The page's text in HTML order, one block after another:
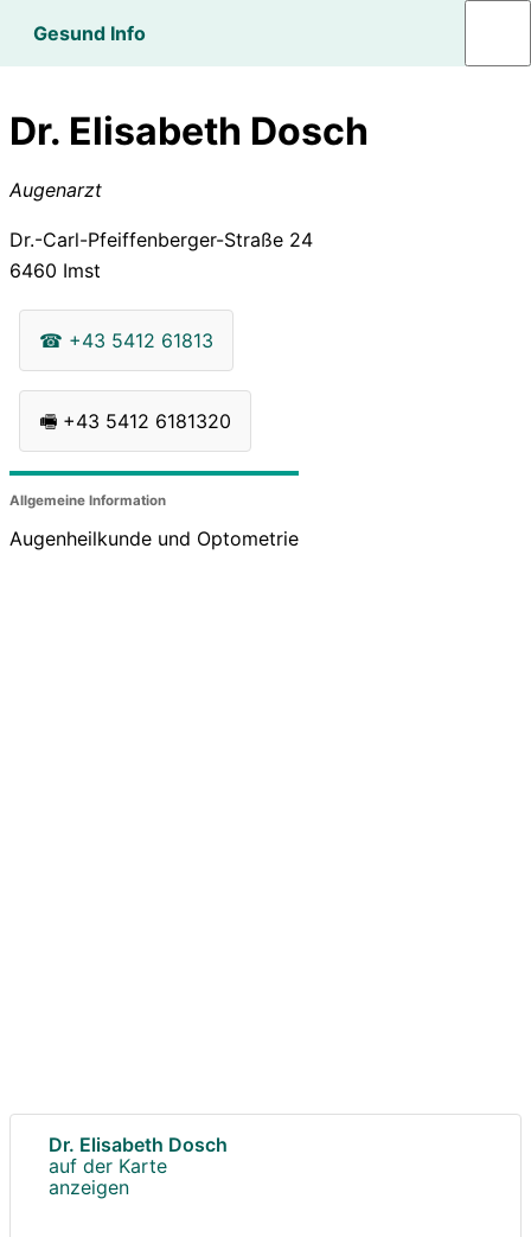
Gesund Info
Dr. Elisabeth Dosch
Augenarzt
Dr.-Carl-Pfeiffenberger-Straße 24
6460 Imst
☎ +43 5412 61813
🖷 +43 5412 6181320
Allgemeine Information
Augenheilkunde und Optometrie
Dr. Elisabeth Dosch
auf der Karte
anzeigen